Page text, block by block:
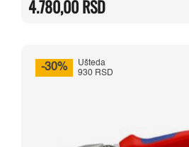
bila:
5.980,00 RSD.
4.780,00RSD
4.780,00 RSD.
-30%
Ušteda
930 RSD